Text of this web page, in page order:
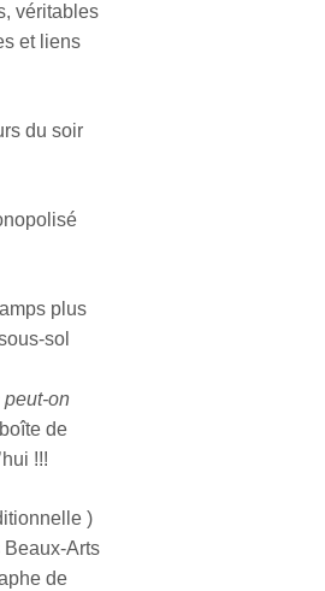
véritables
et liens
du soir
plus
sol
on
de
!!!
)
Arts
de